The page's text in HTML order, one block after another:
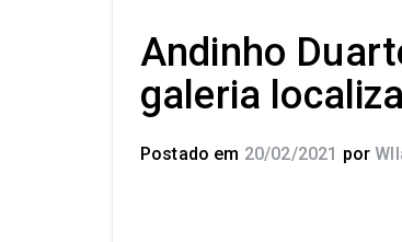
Andinho
galeria
Postado em 20/02/2021 por